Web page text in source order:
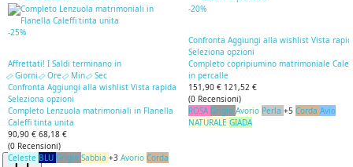
-25%
Affrettati! I Saldi terminano in
Giorni
Ore Min
Sec
Confronta Aggiungi alla wishlist Vista rapida
Seleziona opzioni
Completo Lenzuola matrimoniali in Flanella
Caleffi tinta unita
90,90 € 68,18 €
(0 Recensioni)
Celeste BLU Grigio Sabbia +3 Avorio Corda
-20%
Confronta Aggiungi alla wishlist Vista
Seleziona opzioni
Completo copripiumino matrimoniale
in percalle
151,90 € 121,52 €
(0 Recensioni)
ROSA Grigio Avorio Perla +5 Corda Avio
NATURALE GIADA